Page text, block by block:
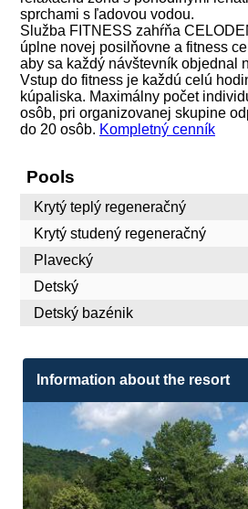
sprchami s ľadovou vodou.
Služba FITNESS zahŕňa
úplne novej posilňovne a fitness
aby sa každý návštevník objednal
Vstup do fitness je každú celú
kúpaliska. Maximálny počet
osôb, pri organizovanej skupine
do 20 osôb. Kompletný cenník
Pools
Krytý teplý regeneračný
Krytý studený regeneračný
Plavecký
Detský
Detský bazénik
Information about the resort